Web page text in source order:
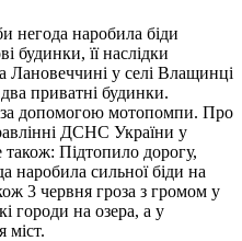
негода наробила біди
будинки, її наслідки
Лановеччині у селі Влащинці
приватні будинки.
допомогою мотопомпи. Про
ДСНС України у
також: Підтопило дорогу,
наробила сильної біди на
3 червня гроза з громом у
городи на озера, а у
міст.